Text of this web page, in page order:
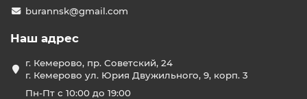
burannsk@gmail.com
Наш адрес
г. Кемерово, пр. Советский, 24
г. Кемерово ул. Юрия Двужильного, 9, корп. 3
Пн-Пт с 10:00 до 19:00